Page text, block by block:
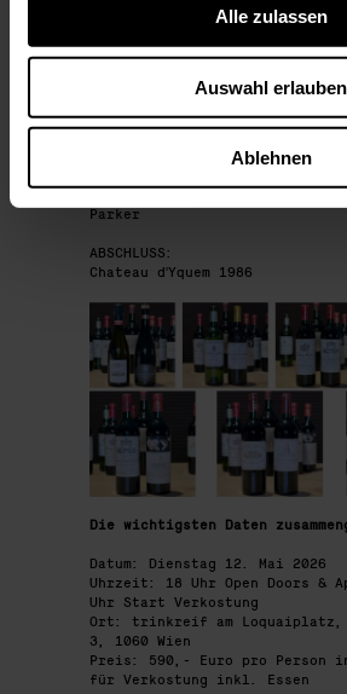
Alle zulassen
Auswahl erlauben
Ablehnen
Robert Parker
Chateau Leoville Las Cases
Punkte Robert Parker
Chateau Margaux 1996 - 98
Parker
ABSCHLUSS:
Chateau d'Yquem 1986
Die wichtigsten Daten
Datum: Dienstag 12. Mai 2026
Uhrzeit: 18 Uhr Open Doors &
Uhr Start Verkostung
Ort: trinkreif am Loquaiplatz,
3, 1060 Wien
Preis: 590,- Euro pro Person
für Verkostung inkl. Essen